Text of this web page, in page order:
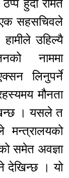
हुँदा रमिते
सहसचिवले
उहिल्यै
नाममा
लिनुपर्ने
मौनता
। यसले त
मन्त्रालयको
समेत अवज्ञा
देखिन्छ । यो